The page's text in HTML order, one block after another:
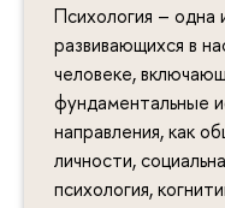
Психология – одна
развивающихся в
человеке,
фундаментальные
направления, как
личности,
психология,